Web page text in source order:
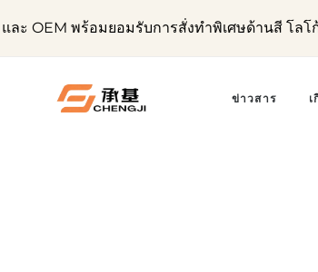
ละ OEM พร้อมยอมรับการสั่งทำพิเศษด้านสี โล
ข่าวสาร